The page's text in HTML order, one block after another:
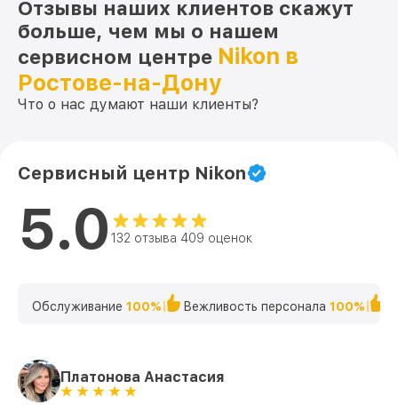
Nikon
от 650₽
Восстановление после попадания влаги
P3 39x40 (25,4mm) BDC Nikon
Ремонт платы управления
(восстановление) P3 39x40 (25,4mm)
(25,4mm) BDC Nikon
Отзывы наших клиентов скажут
больше, чем мы о нашем
сервисном центре Nikon в
Ростове-на-Дону
Что о нас думают наши клиенты?
Сервисный центр Nikon
5.0 132 отзыва 409 оценок
Обслуживание 100% Вежливость персонала 100%
Платонова Анастасия